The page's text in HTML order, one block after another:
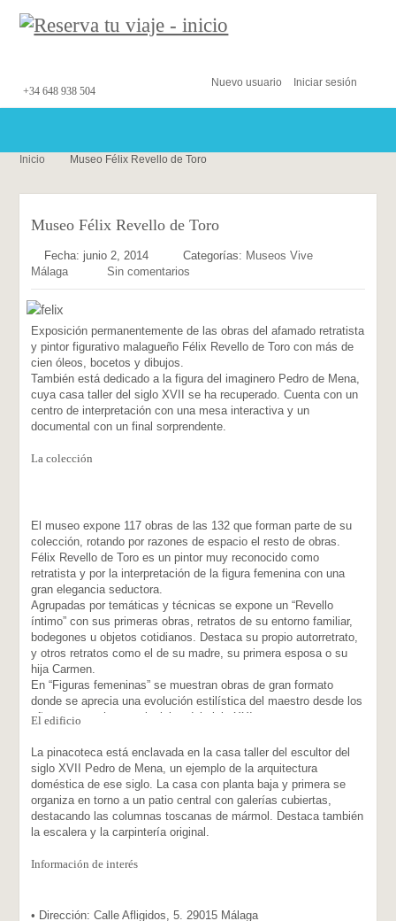
Nuevo usuario Iniciar sesión
+34 648 938 504
Inicio Museo Félix Revello de Toro
Museo Félix Revello de Toro
Fecha: junio 2, 2014 Categorías: Museos Vive
Málaga
Sin comentarios
Exposición permanentemente de las obras del afamado retratista
y pintor figurativo malagueño Félix Revello de Toro con más de
cien óleos, bocetos y dibujos.
También está dedicado a la figura del imaginero Pedro de Mena,
cuya casa taller del siglo XVII se ha recuperado. Cuenta con un
centro de interpretación con una mesa interactiva y un
documental con un final sorprendente.
La colección
El museo expone 117 obras de las 132 que forman parte de su
colección, rotando por razones de espacio el resto de obras.
Félix Revello de Toro es un pintor muy reconocido como
retratista y por la interpretación de la figura femenina con una
gran elegancia seductora.
Agrupadas por temáticas y técnicas se expone un “Revello
íntimo” con sus primeras obras, retratos de su entorno familiar,
bodegones u objetos cotidianos. Destaca su propio autorretrato,
y otros retratos como el de su madre, su primera esposa o su
hija Carmen.
En “Figuras femeninas” se muestran obras de gran formato
donde se aprecia una evolución estilística del maestro desde los
años sesenta hasta principios del siglo XXI.
que la exposición finaliza con la obra “Sumida en el sueño”, una
de las más queridas por el pintor.
El museo también cuenta con un centro de interpretación de
Pedro de Mena representante de la imaginería religiosa del siglo
XVII cuya casa se ha restaurado para albergar la sede de este
museo.
El edificio
La pinacoteca está enclavada en la casa taller del escultor del
siglo XVII Pedro de Mena, un ejemplo de la arquitectura
doméstica de ese siglo. La casa con planta baja y primera se
organiza en torno a un patio central con galerías cubiertas,
destacando las columnas toscanas de mármol. Destaca también
la escalera y la carpintería original.
Información de interés
• Dirección: Calle Afligidos, 5. 29015 Málaga